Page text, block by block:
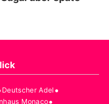
Deutscher Adel•
Monaco•